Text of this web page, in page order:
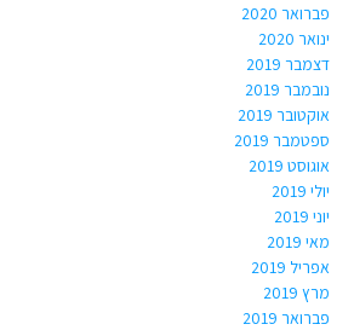
פברואר 2020
ינואר 2020
דצמבר 2019
נובמבר 2019
אוקטובר 2019
ספטמבר 2019
אוגוסט 2019
יולי 2019
יוני 2019
מאי 2019
אפריל 2019
מרץ 2019
פברואר 2019